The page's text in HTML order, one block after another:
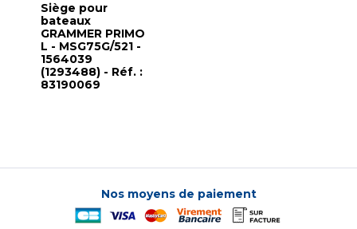
Siège pour
bateaux
GRAMMER PRIMO
L - MSG75G/521 -
1564039
(1293488) - Réf. :
83190069
Nos moyens de paiement